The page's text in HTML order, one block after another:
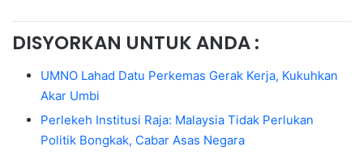
DISYORKAN UNTUK ANDA :
UMNO Lahad Datu Perkemas Gerak Kerja, Kukuhkan
Akar Umbi
Perlekeh Institusi Raja: Malaysia Tidak Perlukan
Politik Bongkak, Cabar Asas Negara